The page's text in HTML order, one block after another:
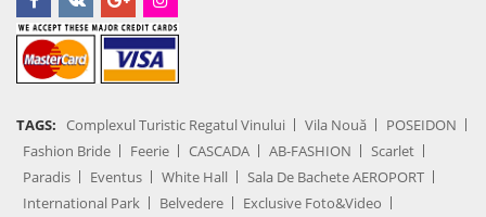
TAGS: Complexul Turistic Regatul Vinului Vila Nouă
POSEIDON
Fashion Bride
Feerie CASCADA AB-FASHION
Scarlet
Paradis
Eventus White Hall
Sala De Bachete AEROPORT
International Park
Belvedere
Exclusive Foto&Video